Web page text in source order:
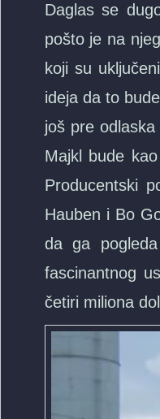
Daglas se
pošto je na
koji su
ideja da to
još pre
Majkl bude
Producentski
Hauben i Bo
da ga
fascinantnog
četiri miliona